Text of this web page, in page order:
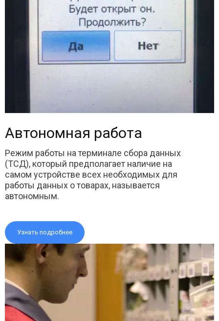
Автономная работа
Режим работы на терминале сбора данных
(ТСД), который предполагает наличие на
самом устройстве всех необходимых для
работы данных о товарах, называется
автономным.
Узнать подробнее